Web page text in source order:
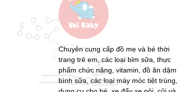
Chuyên cung cấp đồ mẹ và bé thời
trang trẻ em, các loại bỉm sữa, thực
phẩm chức năng, vitamin, đồ ăn dặm,
bình sữa, các loại máy móc tiệt trùng,